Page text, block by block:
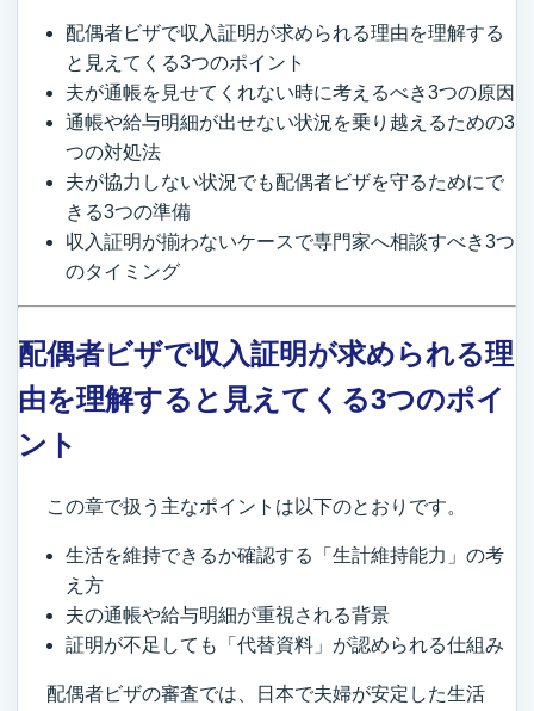
配偶者ビザで収入証明が求められる理由を理解する
と見えてくる3つのポイント
夫が通帳を見せてくれない時に考えるべき3つの原因
通帳や給与明細が出せない状況を乗り越えるための3
つの対処法
夫が協力しない状況でも配偶者ビザを守るためにで
きる3つの準備
収入証明が揃わないケースで専門家へ相談すべき3つ
のタイミング
配偶者ビザで収入証明が求められる理
由を理解すると見えてくる3つのポイ
ント
この章で扱う主なポイントは以下のとおりです。
生活を維持できるか確認する「生計維持能力」の考
え方
夫の通帳や給与明細が重視される背景
証明が不足しても「代替資料」が認められる仕組み
配偶者ビザの審査では、日本で夫婦が安定した生活